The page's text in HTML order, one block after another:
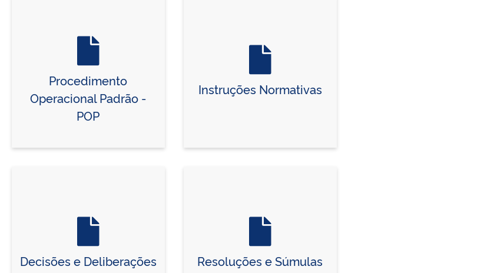
Procedimento
Operacional Padrão -
POP
Instruções Normativas
Decisões e Deliberações Resoluções e Súmulas